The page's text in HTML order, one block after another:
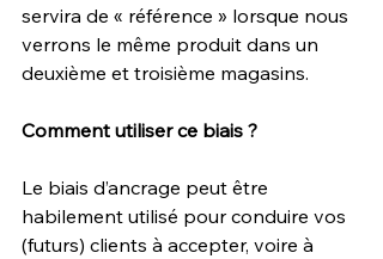
servira de « référence » lorsque nous
verrons le même produit dans un
deuxième et troisième magasins.
Comment utiliser ce biais ?
Le biais d’ancrage peut être
habilement utilisé pour conduire vos
(futurs) clients à accepter, voire à